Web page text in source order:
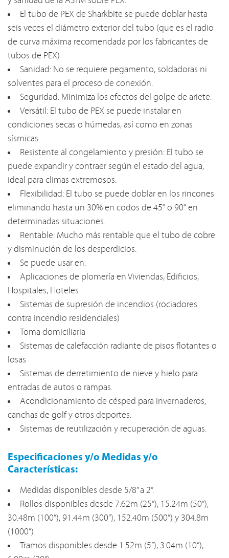
El tubo de PEX de Sharkbite se puede doblar hasta
seis veces el diámetro exterior del tubo (que es el radio
de curva máxima recomendada por los fabricantes de
tubos de PEX)
Sanidad: No se requiere pegamento, soldadoras ni
solventes para el proceso de conexión.
Seguridad: Minimiza los efectos del golpe de ariete.
Versátil: El tubo de PEX se puede instalar en
condiciones secas o húmedas, así como en zonas
sísmicas.
Resistente al congelamiento y presión: El tubo se
puede expandir y contraer según el estado del agua,
ideal para climas extremosos.
Flexibilidad: El tubo se puede doblar en los rincones
eliminando hasta un 30% en codos de 45° o 90° en
determinadas situaciones.
Rentable: Mucho más rentable que el tubo de cobre
y disminución de los desperdicios.
Se puede usar en:
Aplicaciones de plomería en Viviendas, Edificios,
Hospitales, Hoteles
Sistemas de supresión de incendios (rociadores
contra incendio residenciales)
Toma domiciliaria
Sistemas de calefacción radiante de pisos flotantes o
losas
Sistemas de derretimiento de nieve y hielo para
entradas de autos o rampas.
Acondicionamiento de césped para invernaderos,
canchas de golf y otros deportes.
Sistemas de reutilización y recuperación de aguas.
Especificaciones y/o Medidas y/o
Características:
Medidas disponibles desde 5/8” a 2”.
Rollos disponibles desde 7.62m (25”), 15.24m (50”),
30.48m (100”), 91.44m (300”), 152.40m (500”) y 304.8m
(1000”)
Tramos disponibles desde 1.52m (5”), 3.04m (10”),